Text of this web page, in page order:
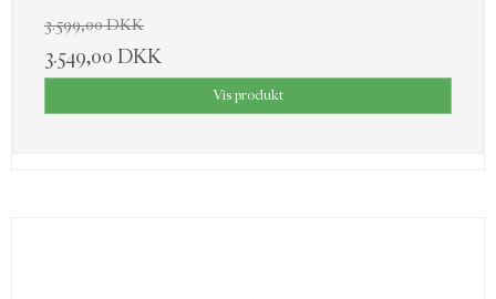
3.599,00 DKK
3.549,00 DKK
Vis produkt